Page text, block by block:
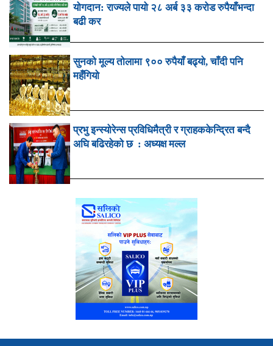
योगदान: राज्यले पायो २८ अर्ब ३३ करोड रुपैयाँभन्दा
बढी कर
सुनको मूल्य तोलामा ९०० रुपैयाँ बढ्यो, चाँदी पनि
महँगियो
प्रभु इन्स्योरेन्स प्रविधिमैत्री र ग्राहककेन्द्रित बन्दै
अघि बढिरहेको छ : अध्यक्ष मल्ल